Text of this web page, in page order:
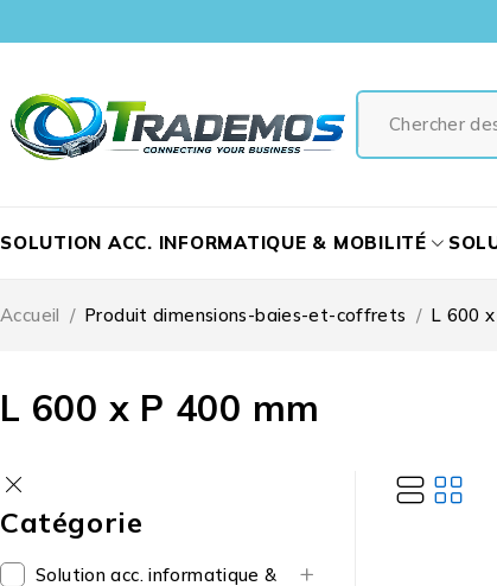
SOLUTION ACC. INFORMATIQUE & MOBILITÉ
L 600 x P 400 mm
Accueil / Produit dimensions-baies-et-coffrets / L 600
Catégorie
Solution acc. informatique &